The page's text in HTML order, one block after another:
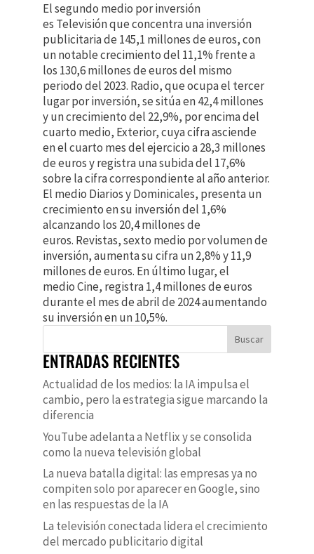
El segundo medio por inversión
es Televisión que concentra una inversión
publicitaria de 145,1 millones de euros, con
un notable crecimiento del 11,1% frente a
los 130,6 millones de euros del mismo
periodo del 2023. Radio, que ocupa el tercer
lugar por inversión, se sitúa en 42,4 millones
y un crecimiento del 22,9%, por encima del
cuarto medio, Exterior, cuya cifra asciende
en el cuarto mes del ejercicio a 28,3 millones
de euros y registra una subida del 17,6%
sobre la cifra correspondiente al año anterior.
El medio Diarios y Dominicales, presenta un
crecimiento en su inversión del 1,6%
alcanzando los 20,4 millones de
euros. Revistas, sexto medio por volumen de
inversión, aumenta su cifra un 2,8% y 11,9
millones de euros. En último lugar, el
medio Cine, registra 1,4 millones de euros
durante el mes de abril de 2024 aumentando
su inversión en un 10,5%.
Buscar
ENTRADAS RECIENTES
Actualidad de los medios: la IA impulsa el
cambio, pero la estrategia sigue marcando la
diferencia
YouTube adelanta a Netflix y se consolida
como la nueva televisión global
La nueva batalla digital: las empresas ya no
compiten solo por aparecer en Google, sino
en las respuestas de la IA
La televisión conectada lidera el crecimiento
del mercado publicitario digital